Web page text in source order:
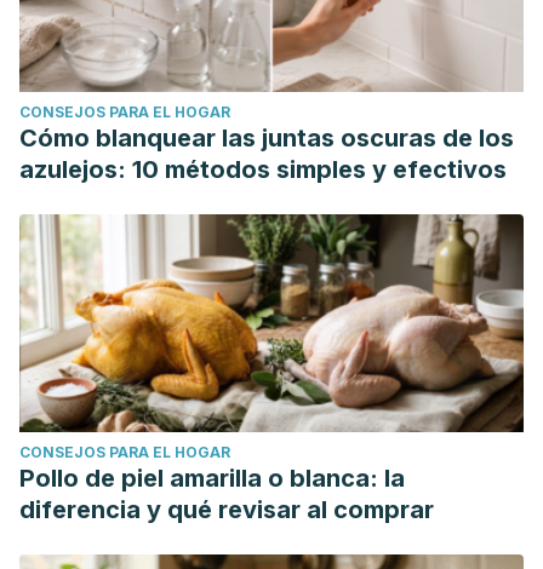
CONSEJOS PARA EL HOGAR
Cómo blanquear las juntas oscuras de los
azulejos: 10 métodos simples y efectivos
CONSEJOS PARA EL HOGAR
Pollo de piel amarilla o blanca: la
diferencia y qué revisar al comprar